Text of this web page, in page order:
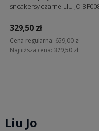
sneakersy czarne LIU JO
329,50 zł
Cena regularna: 659,00 zł
Najniższa cena: 329,50 zł
Liu Jo